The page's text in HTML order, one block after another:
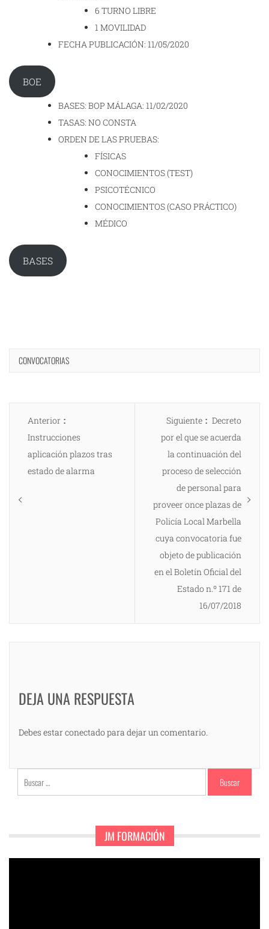
6 TURNO LIBRE
1 MOVILIDAD
FECHA PUBLICACIÓN: 11/05/2020
BOE
BASES: BOP MÁLAGA: 11/02/2020
TASAS: NO CONSTA
ORDEN DE LAS PRUEBAS:
FÍSICAS
CONOCIMIENTOS (TEST)
PSICOTÉCNICO
CONOCIMIENTOS (CASO PRÁCTICO)
MÉDICO
BASES
CONVOCATORIAS
Navegación
entradas
Anterior
anterior:
Instrucciones
aplicación plazos tras
estado de alarma
Siguiente
Entrada
siguiente:
Decreto
por el que se acuerda
la continuación del
proceso de selección
de personal para
proveer once plazas de
Policía Local Marbella
cuya convocatoria fue
objeto de publicación
en el Boletín Oficial del
Estado n.º 171 de
16/07/2018
DEJA UNA RESPUESTA
Debes estar conectado para dejar un comentario.
Buscar:
JM FORMACIÓN